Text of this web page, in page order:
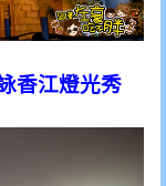
香江燈光秀